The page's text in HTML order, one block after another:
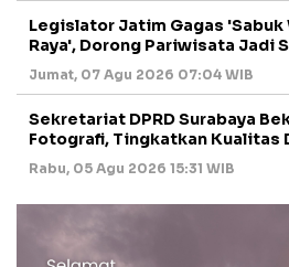
Legislator Jatim Gagas 'Sabuk
Raya', Dorong Pariwisata Jadi
Jumat, 07 Agu 2026 07:04 WIB
Sekretariat DPRD Surabaya
Fotografi, Tingkatkan Kualitas
Rabu, 05 Agu 2026 15:31 WIB